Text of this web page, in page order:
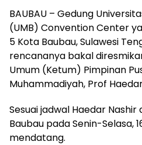
BAUBAU – Gedung
(UMB) Convention Center
5 Kota Baubau, Sulawesi
rencananya bakal
Umum (Ketum) Pimpinan
Muhammadiyah, Prof
Sesuai jadwal Haedar
Baubau pada Senin-Selasa,
mendatang.